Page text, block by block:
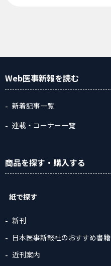
Web医事新報を読む
新着記事一覧
連載・コーナー一覧
商品を探す ・購入する
紙で探す
新刊
日本医事新報社のおすすめ書籍
近刊案内